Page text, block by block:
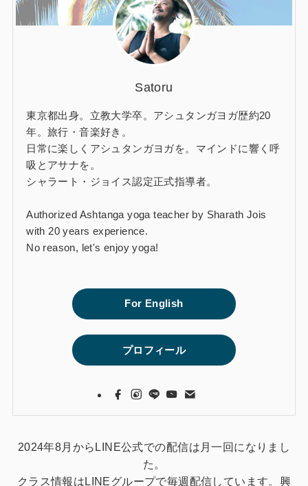
Satoru
東京都出身。立教大学卒。アシュタンガヨガ歴約20
年。旅行・音楽好き。
日常に楽しくアシュタンガヨガを。マインドに響く呼
吸とアサナを。
シャラート・ジョイス認定正式指導者。
Authorized Ashtanga yoga teacher by Sharath Jois
with 20 years experience.
No reason, let's enjoy yoga!
For English
プロフィール
2024年8月からLINE公式での配信は月一回になりまし
た。
クラス情報はLINEグループで毎週配信しています。興